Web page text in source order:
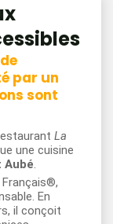
par un
sont
La
une cuisine
Aubé.
En
il conçoit